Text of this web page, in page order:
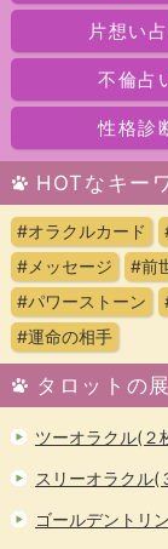
片想い
不倫占
性格診
HOTなキー
#オラクルカード
#メッセージ
#前
#パワーストーン
#運命の相手
タロットの
ツーオラクル(２
スリーオラクル(
ゴールデントリ